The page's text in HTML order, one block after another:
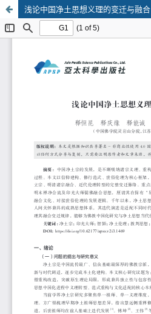
浅论中国净土思想义理的变迁与融合